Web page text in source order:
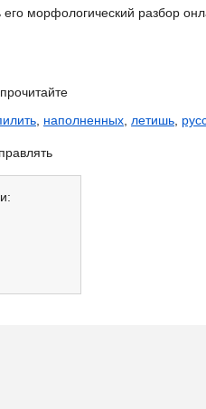
морфологический разбор
наполненных летишь